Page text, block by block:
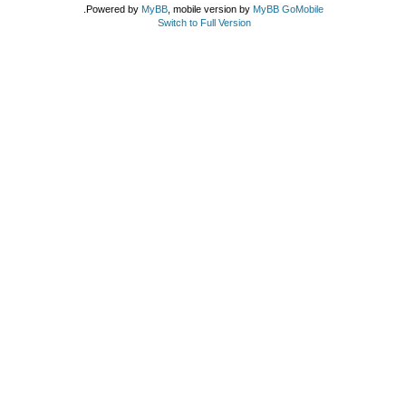
Powered by MyBB, mobile version by MyBB GoMobile
Switch to Full Version